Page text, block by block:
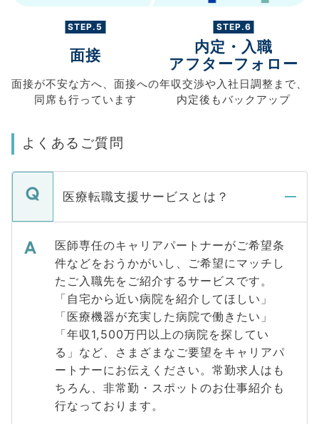
STEP.5
面接
面接が不安な方へ、 面接への
同席も行っています
STEP.6
内定・入職
アフターフォロー
年収交渉や入社日調整まで、
内定後もバックアップ
よくあるご質問
医療転職支援サービスとは？
医師専任のキャリアパートナーがご希望条
件などをおうかがいし、ご希望にマッチし
たご入職先をご紹介するサービスです。
「自宅から近い病院を紹介してほしい」
「医療機器が充実した病院で働きたい」
「年収1,500万円以上の病院を探してい
る」など、さまざまなご要望をキャリアパ
ートナーにお伝えください。常勤求人はも
ちろん、非常勤・スポットのお仕事紹介も
行なっております。